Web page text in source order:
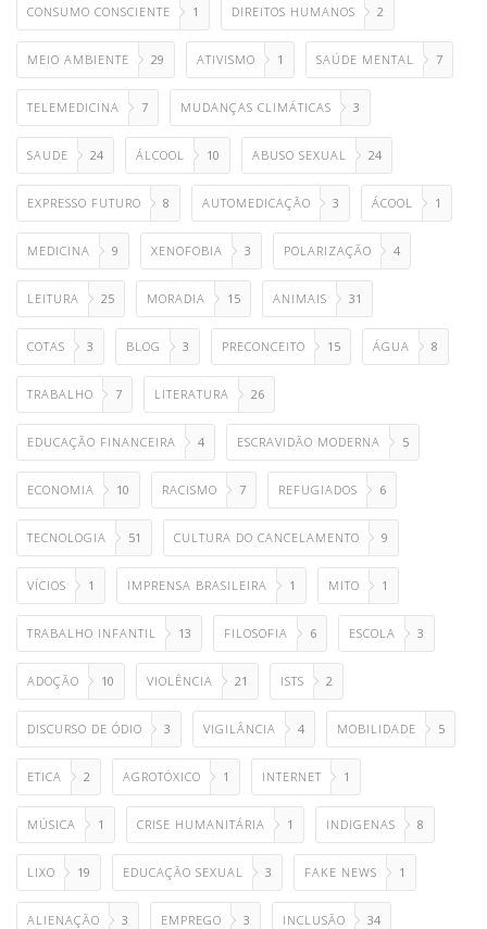
CONSUMO CONSCIENTE 1 DIREITOS HUMANOS 2
MEIO AMBIENTE 29 ATIVISMO 1 SAÚDE MENTAL 7
TELEMEDICINA 7 MUDANÇAS CLIMÁTICAS 3
SAUDE 24 ÁLCOOL 10 ABUSO SEXUAL 24
EXPRESSO FUTURO 8 AUTOMEDICAÇÃO 3 ÁCOOL 1
MEDICINA 9 XENOFOBIA 3 POLARIZAÇÃO 4
LEITURA 25 MORADIA 15 ANIMAIS 31
COTAS 3 BLOG 3 PRECONCEITO 15 ÁGUA 8
TRABALHO 7 LITERATURA 26
EDUCAÇÃO FINANCEIRA 4 ESCRAVIDÃO MODERNA 5
ECONOMIA 10 RACISMO 7 REFUGIADOS 6
TECNOLOGIA 51 CULTURA DO CANCELAMENTO 9
VÍCIOS 1 IMPRENSA BRASILEIRA 1 MITO 1
TRABALHO INFANTIL 13 FILOSOFIA 6 ESCOLA 3
ADOÇÃO 10 VIOLÊNCIA 21 ISTS 2
DISCURSO DE ÓDIO 3 VIGILÂNCIA 4 MOBILIDADE 5
ETICA 2 AGROTÓXICO 1 INTERNET 1
MÚSICA 1 CRISE HUMANITÁRIA 1 INDIGENAS 8
LIXO 19 EDUCAÇÃO SEXUAL 3 FAKE NEWS 1
ALIENAÇÃO 3 EMPREGO 3 INCLUSÃO 34